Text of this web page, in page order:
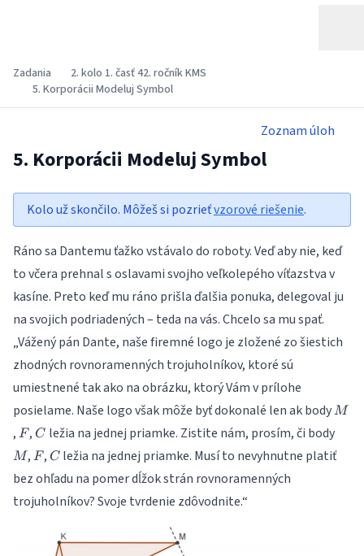
Zadania
2. kolo 1. časť 42. ročník KMS
5. Korporácii Modeluj Symbol
Zoznam úloh
5. Korporácii Modeluj Symbol
Kolo už skončilo. Môžeš si pozrieťvzorové riešenie.
Ráno sa Dantemu ťažko vstávalo do roboty. Veď aby nie, keď
to včera prehnal s oslavami svojho veľkolepého víťazstva v
kasíne. Preto keď mu ráno prišla ďalšia ponuka, delegoval ju
na svojich podriadených – teda na vás. Chcelo sa mu spať.
„Vážený pán Dante, naše firemné logo je zložené zo šiestich
zhodných rovnoramenných trojuholníkov, ktoré sú
umiestnené tak ako na obrázku, ktorý Vám v prílohe
posielame. Naše logo však môže byť dokonalé len ak body M
M
, F
F ,C
C ležia na jednej priamke. Zistite nám, prosím, či bodyM
M, F
F ,C
C ležia na jednej priamke. Musí to nevyhnutne platiť
bez ohľadu na pomer dĺžok strán rovnoramenných
trojuholníkov? Svoje tvrdenie zdôvodnite.“